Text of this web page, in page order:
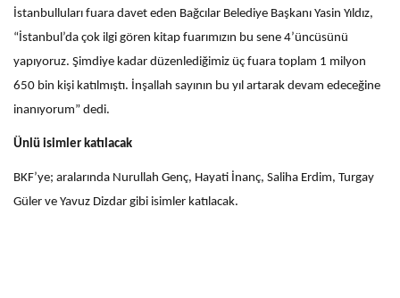
İstanbulluları fuara davet eden Bağcılar Belediye Başkanı Yasin Yıldız,
“İstanbul’da çok ilgi gören kitap fuarımızın bu sene 4’üncüsünü
yapıyoruz. Şimdiye kadar düzenlediğimiz üç fuara toplam 1 milyon
650 bin kişi katılmıştı. İnşallah sayının bu yıl artarak devam edeceğine
inanıyorum” dedi.
Ünlü isimler katılacak
BKF’ye; aralarında Nurullah Genç, Hayati İnanç, Saliha Erdim, Turgay
Güler ve Yavuz Dizdar gibi isimler katılacak.